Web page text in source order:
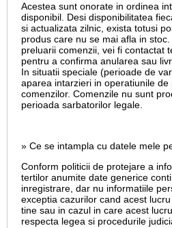
Acestea sunt onorate in ordinea
disponibil. Desi disponibilitatea
si actualizata zilnic, exista totusi
produs care nu se mai afla in
preluarii comenzii, vei fi contactat
pentru a confirma anularea sau
In situatii speciale (perioade de
aparea intarzieri in operatiunile
comenzilor. Comenzile nu sunt
perioada sarbatorilor legale.
» Ce se intampla cu datele mele
Conform politicii de protejare a
tertilor anumite date generice
inregistrare, dar nu informatiile
exceptia cazurilor cand acest
tine sau in cazul in care acest
respecta legea si procedurile